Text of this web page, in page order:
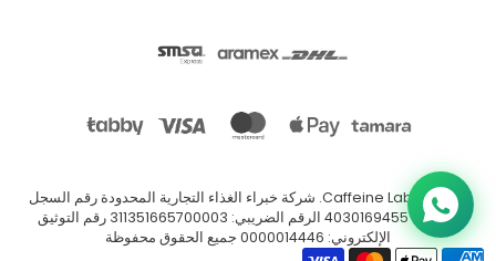
© 2026
Caffeine Lab
. شركة خبراء الغذاء التجارية المحدودة رقم السجل
التجاري: 4030169455 الرقم الضريبي: 311351665700003 رقم التوثيق
الإلكتروني: 0000014446 جميع الحقوق محفوظة